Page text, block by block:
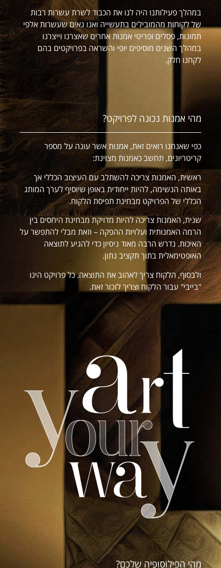
במהלך פעילותנו היה לנו את הכבוד לשרת עשרות רבות
של לקוחות מהמובילים בתעשייה ואנו גאים שעשרות אלפי
תמונות, פסלים ופריטי אמנות אחרים שאצרנו וייצרנו
במהלך השנים מוסיפים יופי והשראה בפרויקטים בהם
לקחנו חלק.
מהי אמנות נכונה לפרויקט?
כפי שאנחנו רואים זאת, אמנות אשר עונה על מספר
קריטריונים, תחשב כאמנות מצוינת:
ראשית, האמנות צריכה להשתלב עם העיצוב הכללי אך
באותה הנשימה, להיות ייחודית באופן שיוסיף לערך המותג
הכללי של הפרויקט מבחינת תפיסת הלקוח.
שנית, האמנות צריכה להיות מדויקת מבחינת היחסים בין
הרמה האמנותית ועלויות ההפקה – וזאת מבלי להתפשר על
האיכות. נדרש הרבה מאוד ניסיון כדי להגיע לתוצאה
האופטימאלית בתוך תקציב נתון.
ולבסוף, הלקוח צריך לאהוב את התוצאה. כל פרויקט הינו
"בייבי" עבור הלקוח וצריך לזכור זאת.
מהי הפילוסופיה שלכם?